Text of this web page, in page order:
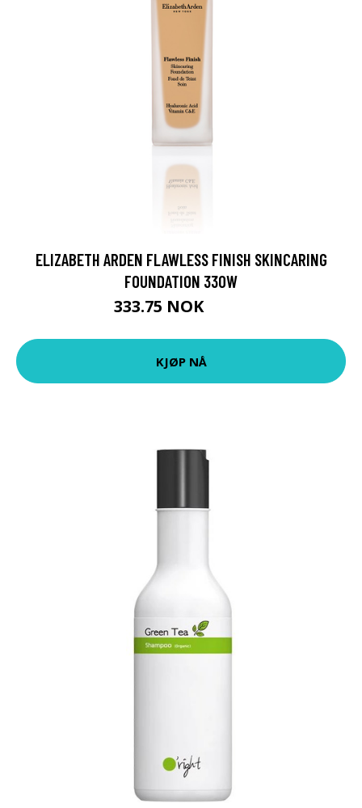
ELIZABETH ARDEN FLAWLESS FINISH SKINCARING
FOUNDATION 330W
333.75 NOK
KJØP NÅ